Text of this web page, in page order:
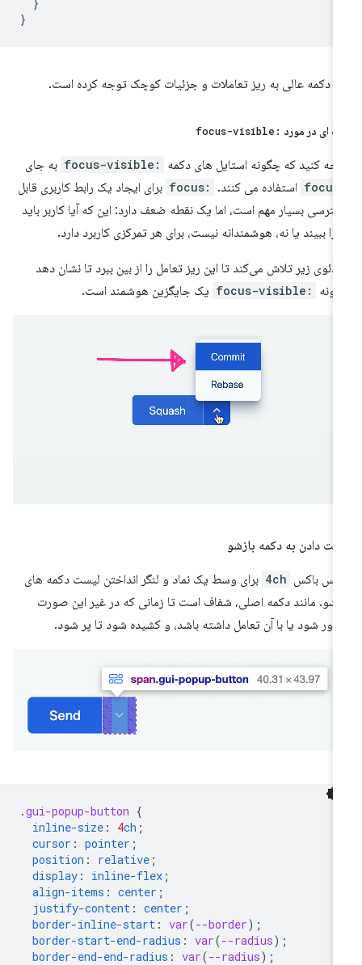
دکمه عالی به ریز تعاملات و جزئیات کوچک توجه کرده است.
ای در مورد:focus-visible
کنید که چگونه استایل های دکمه :focus-visible به جای
استفاده می کنند. :focus
برای ایجاد یک رابط کاربری قابل
بسیار مهم است، اما یک نقطه ضعف دارد: این که آیا کاربر باید
را ببیند یا نه، هوشمندانه نیست، برای هر تمرکزی کاربرد دارد.
زیر تلاش می‌کند تا این ریز تعامل را از بین ببرد تا نشان دهد
:focus-visible یک جایگزین هوشمند است.
دادن به دکمه بازشو
باکس 4ch برای وسط یک نماد و لنگر انداختن لیست دکمه های
مانند دکمه اصلی، شفاف است تا زمانی که در غیر این صورت
شود یا با آن تعامل داشته باشد، و کشیده شود تا پر شود.
.gui-popup-button
inline-size: 4
cursor: pointer
position: relative
display: inline-flex
align-items: center
justify-content: center
border-inline-start: var(--border
border-start-end-radius: var(--radius
border-end-end-radius: var(--radius